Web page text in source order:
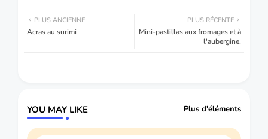
PLUS RÉCENTE
Mini-pastillas aux fromages et à
l'aubergine.
PLUS ANCIENNE
Acras au surimi
YOU MAY LIKE Plus d'éléments